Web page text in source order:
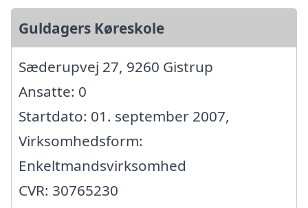
Guldagers Køreskole
Sæderupvej 27, 9260 Gistrup
Ansatte: 0
Startdato: 01. september 2007,
Virksomhedsform:
Enkeltmandsvirksomhed
CVR: 30765230